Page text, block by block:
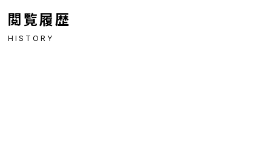
閲覧履歴
HISTORY